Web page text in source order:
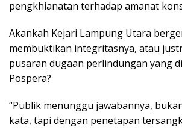
pengkhianatan terhadap amanat
Akankah Kejari Lampung Utara
membuktikan integritasnya, atau
pusaran dugaan perlindungan yang
Pospera?
“Publik menunggu jawabannya,
kata, tapi dengan penetapan